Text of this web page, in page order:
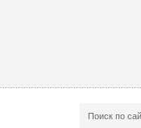
Поиск по